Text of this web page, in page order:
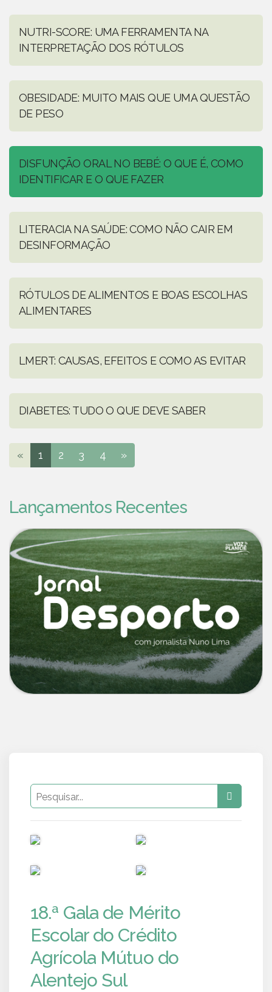
NUTRI-SCORE: UMA FERRAMENTA NA
INTERPRETAÇÃO DOS RÓTULOS
OBESIDADE: MUITO MAIS QUE UMA QUESTÃO
DE PESO
DISFUNÇÃO ORAL NO BEBÉ: O QUE É, COMO
IDENTIFICAR E O QUE FAZER
LITERACIA NA SAÚDE: COMO NÃO CAIR EM
DESINFORMAÇÃO
RÓTULOS DE ALIMENTOS E BOAS ESCOLHAS
ALIMENTARES
LMERT: CAUSAS, EFEITOS E COMO AS EVITAR
DIABETES: TUDO O QUE DEVE SABER
« 1 2 3 4 »
Lançamentos Recentes
18.ª Gala de Mérito
Escolar do Crédito
Agrícola Mútuo do
Alentejo Sul